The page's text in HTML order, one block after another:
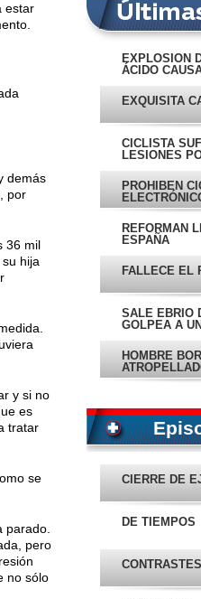
estar
demás
por
36 mil
hija
y si no
es
tratar
se
parado.
pero
no sólo
EXPLOSIÓN
ÁCIDO
EXQUISITA
CICLISTA
LESIONES
PROHIBEN
REFORMAN
ESPAÑA
FALLECE EL
SALE EBRIO
GOLPEA A
HOMBRE
DE PUSSY
VERIFICAN
CAMPECHE
MILLONARIA
Y
MI SEGUNDA
CIERRE DE
DE TIEMPOS
CONTRASTES